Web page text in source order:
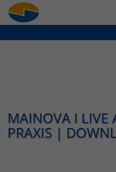
MAINOVA I LIVE
PRAXIS |